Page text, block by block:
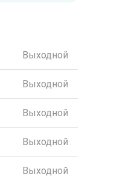
Выходной
Выходной
Выходной
Выходной
Выходной